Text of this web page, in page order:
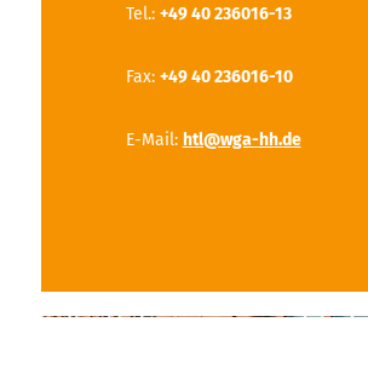
Tel.: +49 40 236016-13
Fax: +49 40 236016-10
E-Mail: htl@wga-hh.de